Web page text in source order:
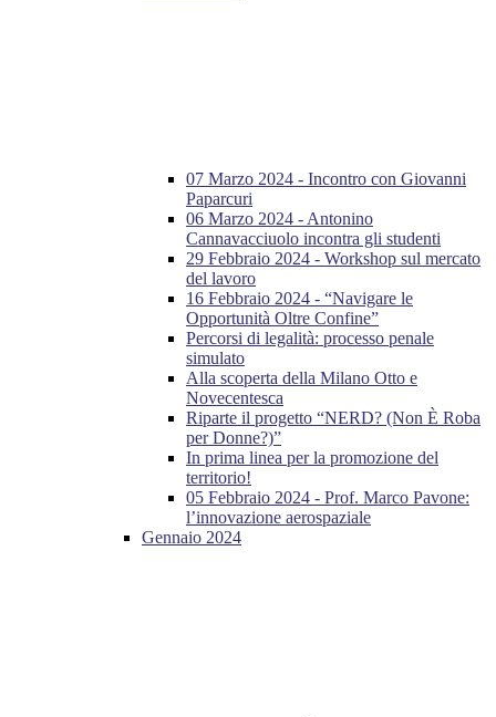
07 Marzo 2024 - Incontro con Giovanni
Paparcuri
06 Marzo 2024 - Antonino
Cannavacciuolo incontra gli studenti
29 Febbraio 2024 - Workshop sul mercato
del lavoro
16 Febbraio 2024 - “Navigare le
Opportunità Oltre Confine”
Percorsi di legalità: processo penale
simulato
Alla scoperta della Milano Otto e
Novecentesca
Riparte il progetto “NERD? (Non È Roba
per Donne?)”
In prima linea per la promozione del
territorio!
05 Febbraio 2024 - Prof. Marco Pavone:
l’innovazione aerospaziale
Gennaio 2024